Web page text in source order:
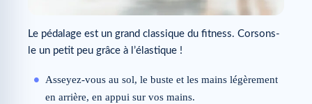
Le pédalage est un grand classique du fitness. Corsons-
le un petit peu grâce à l’élastique !
Asseyez-vous au sol, le buste et les mains légèrement
en arrière, en appui sur vos mains.